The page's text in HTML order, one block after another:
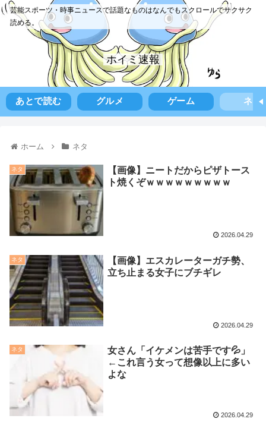
芸能スポーツ・時事ニュースで話題なものはなんでもスクロールでサクサク
読める。
ホイミ速報
あとで読む グルメ ゲーム ネタ
ホーム ネタ
ネタ
【画像】ニートだからピザトース
ト焼くぞｗｗｗｗｗｗｗｗｗ
2026.04.29
ネタ
【画像】エスカレーターガチ勢、
立ち止まる女子にブチギレ
2026.04.29
ネタ
女さん「イケメンは苦手です💦」
←これ言う女って想像以上に多い
よな
2026.04.29